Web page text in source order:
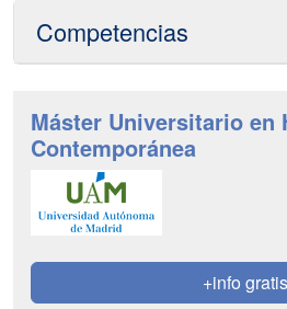
Competencias
Máster Universitario en
Contemporánea
+info gratis